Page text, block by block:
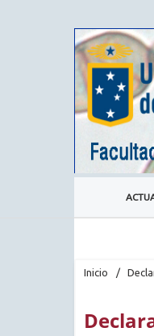
Inicio /